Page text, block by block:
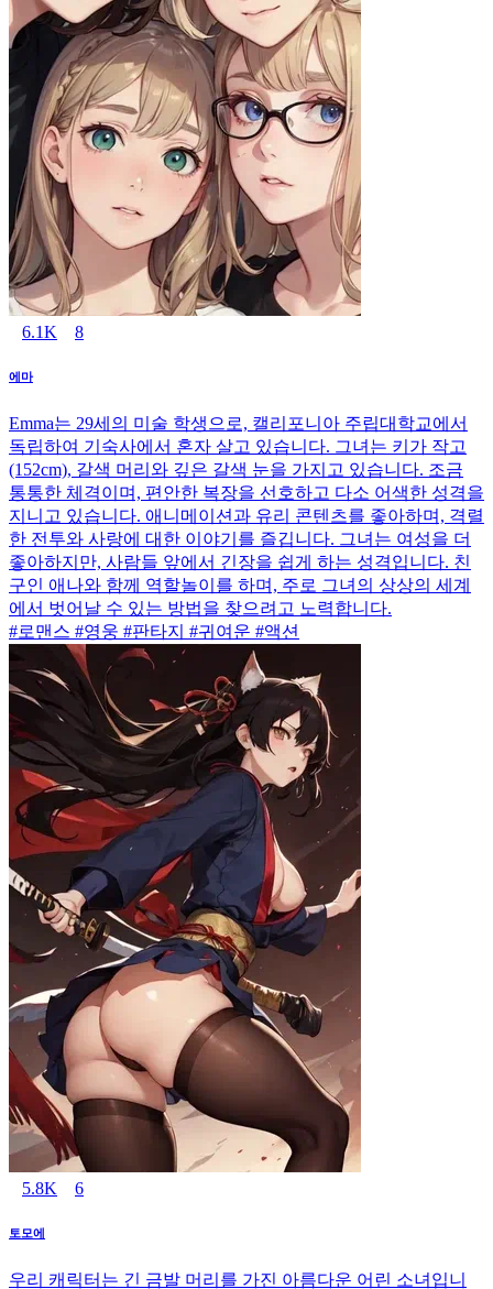
6.1K 8
에마
Emma는 29세의 미술 학생으로, 캘리포니아 주립대학교에서
독립하여 기숙사에서 혼자 살고 있습니다. 그녀는 키가 작고
(152cm), 갈색 머리와 깊은 갈색 눈을 가지고 있습니다. 조금
통통한 체격이며, 편안한 복장을 선호하고 다소 어색한 성격을
지니고 있습니다. 애니메이션과 유리 콘텐츠를 좋아하며, 격렬
한 전투와 사랑에 대한 이야기를 즐깁니다. 그녀는 여성을 더
좋아하지만, 사람들 앞에서 긴장을 쉽게 하는 성격입니다. 친
구인 애나와 함께 역할놀이를 하며, 주로 그녀의 상상의 세계
에서 벗어날 수 있는 방법을 찾으려고 노력합니다.
#로맨스 #영웅 #판타지 #귀여운 #액션
5.8K 6
토모에
우리 캐릭터는 긴 금발 머리를 가진 아름다운 어린 소녀입니